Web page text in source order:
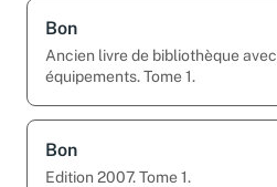
Bon
Ancien livre de bibliothèque avec
équipements. Tome 1.
Bon
Edition 2007. Tome 1.